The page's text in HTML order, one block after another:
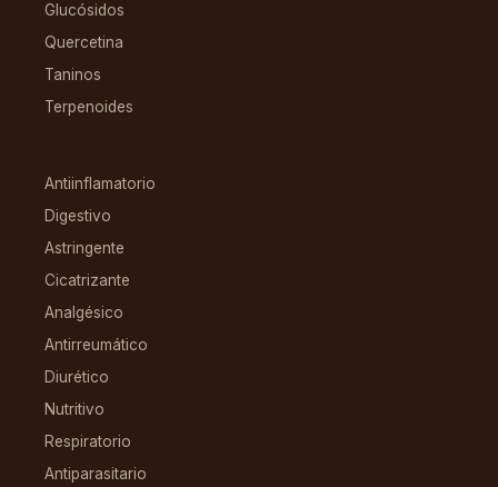
Glucósidos
Quercetina
Taninos
Terpenoides
Antiinflamatorio
Digestivo
Astringente
Cicatrizante
Analgésico
Antirreumático
Diurético
Nutritivo
Respiratorio
Antiparasitario